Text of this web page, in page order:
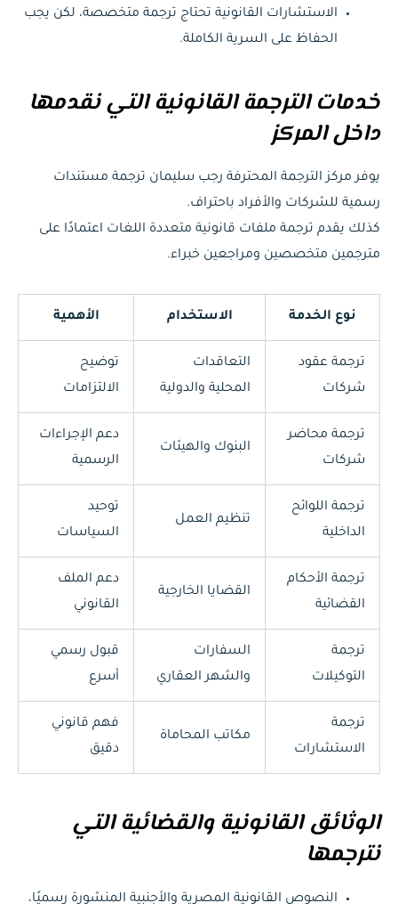
الاستشارات القانونية تحتاج ترجمة متخصصة، لكن يجب
الحفاظ على السرية الكاملة.
خدمات الترجمة القانونية التي نقدمها
داخل المركز
يوفر مركز الترجمة المحترفة رجب سليمان ترجمة مستندات
رسمية للشركات والأفراد باحتراف.
كذلك يقدم ترجمة ملفات قانونية متعددة اللغات اعتمادًا على
مترجمين متخصصين ومراجعين خبراء.
نوع الخدمة الاستخدام الأهمية
ترجمة عقود
شركات
التعاقدات
المحلية والدولية
توضيح
الالتزامات
ترجمة محاضر
شركات
البنوك والهيئات
دعم الإجراءات
الرسمية
ترجمة اللوائح
الداخلية
تنظيم العمل
توحيد
السياسات
ترجمة الأحكام
القضائية
القضايا الخارجية
دعم الملف
القانوني
ترجمة
التوكيلات
السفارات
والشهر العقاري
قبول رسمي
أسرع
ترجمة
الاستشارات
مكاتب المحاماة
فهم قانوني
دقيق
الوثائق القانونية والقضائية التي
نترجمها
النصوص القانونية المصرية والأجنبية المنشورة رسميًا،